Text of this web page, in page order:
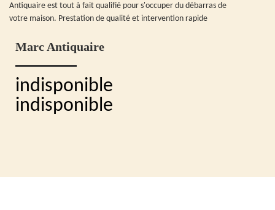
Antiquaire est tout à fait qualifié pour s'occuper du débarras de
votre maison. Prestation de qualité et intervention rapide
Marc Antiquaire
indisponible
indisponible